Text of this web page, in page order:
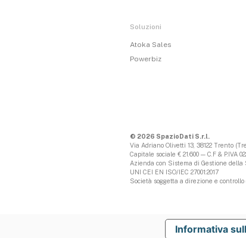
Soluzioni
Atoka Sales
Powerbiz
© 2026 SpazioDati S.r.l.
Via Adriano Olivetti 13, 38122 Trento
Capitale sociale € 21.600 — C.F & P.IVA
Azienda con Sistema di Gestione
UNI CEI EN ISO/IEC 27001:2017
Società soggetta a direzione e
Informativa